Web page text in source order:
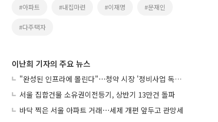
#아파트 #내집마련 #이재명 #문재인
#다주택자
이난희 기자의 주요 뉴스
"완성된 인프라에 몰린다"⋯청약 시장 '정비사업 독주' 42배 격차
서울 집합건물 소유권이전등기, 상반기 13만건 돌파
바닥 찍은 서울 아파트 거래⋯세제 개편 앞두고 관망세